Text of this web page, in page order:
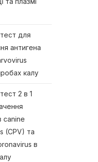
для
антигена
калу
2 в 1
canine
(CPV) та
в